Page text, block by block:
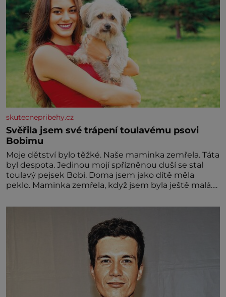
skutecnepribehy.cz
Svěřila jsem své trápení toulavému psovi
Bobimu
Moje dětství bylo těžké. Naše maminka zemřela. Táta
byl despota. Jedinou mojí spřízněnou duší se stal
toulavý pejsek Bobi. Doma jsem jako dítě měla
peklo. Maminka zemřela, když jsem byla ještě malá.
výplatu. Čtyři roky jsem chodila do školy u nás na
vesnici. Měli mě tam rádi, protože